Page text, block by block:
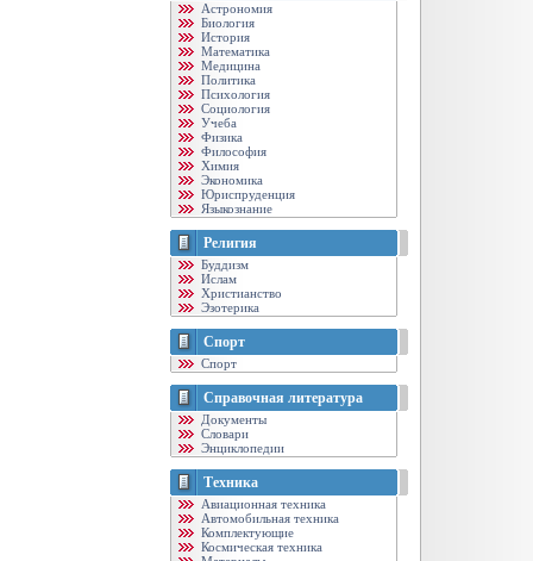
Астрономия
Биология
История
Математика
Медицина
Политика
Психология
Социология
Учеба
Физика
Философия
Химия
Экономика
Юриспруденция
Языкознание
Религия
Буддизм
Ислам
Христианство
Эзотерика
Спорт
Спорт
Справочная литература
Документы
Словари
Энциклопедии
Техника
Авиационная техника
Автомобильная техника
Комплектующие
Космическая техника